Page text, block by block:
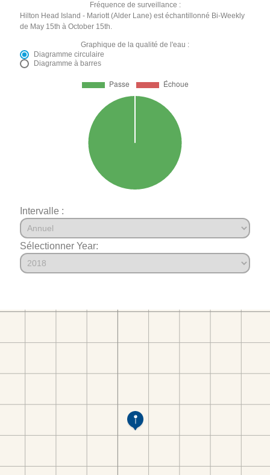
Fréquence de surveillance :
Hilton Head Island - Mariott (Alder Lane) est échantillonné Bi-Weekly
de May 15th à October 15th.
Graphique de la qualité de l'eau :
Diagramme circulaire
Diagramme à barres
Intervalle :
Sélectionner Year: